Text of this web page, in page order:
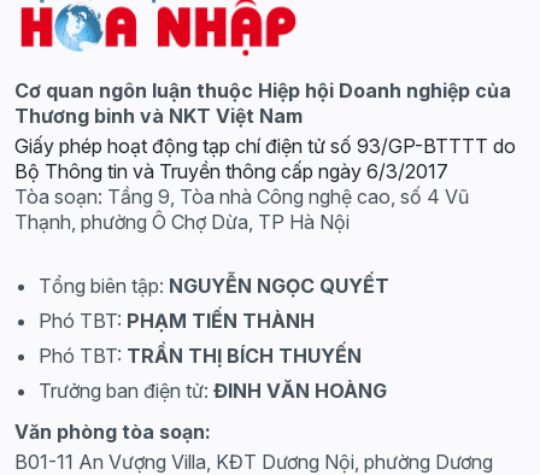
Cơ quan ngôn luận thuộc Hiệp hội Doanh nghiệp của
Thương binh và NKT Việt Nam
Giấy phép hoạt động tạp chí điện tử số 93/GP-BTTTT do
Bộ Thông tin và Truyền thông cấp ngày 6/3/2017
Tòa soạn: Tầng 9, Tòa nhà Công nghệ cao, số 4 Vũ
Thạnh, phường Ô Chợ Dừa, TP Hà Nội
Tổng biên tập: NGUYỄN NGỌC QUYẾT
Phó TBT: PHẠM TIẾN THÀNH
Phó TBT: TRẦN THỊ BÍCH THUYẾN
Trưởng ban điện tử: ĐINH VĂN HOÀNG
Văn phòng tòa soạn:
B01-11 An Vượng Villa, KĐT Dương Nội, phường Dương